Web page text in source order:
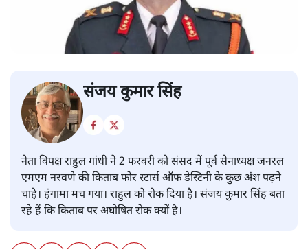
संजय कुमार सिंह
नेता विपक्ष राहुल गांधी ने 2 फरवरी को संसद में पूर्व सेनाध्यक्ष जनरल
एमएम नरवणे की किताब फोर स्टार्स ऑफ डेस्टिनी के कुछ अंश पढ़ने
चाहे। हंगामा मच गया। राहुल को रोक दिया है। संजय कुमार सिंह बता
रहे हैं कि किताब पर अघोषित रोक क्यों है।